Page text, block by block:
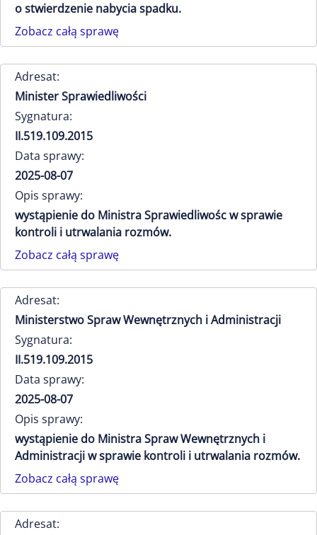
o stwierdzenie nabycia spadku.
Zobacz całą sprawę
Adresat:
Minister Sprawiedliwości
Sygnatura:
II.519.109.2015
Data sprawy:
2025-08-07
Opis sprawy:
wystąpienie do Ministra Sprawiedliwośc w sprawie
kontroli i utrwalania rozmów.
Zobacz całą sprawę
Adresat:
Ministerstwo Spraw Wewnętrznych i Administracji
Sygnatura:
II.519.109.2015
Data sprawy:
2025-08-07
Opis sprawy:
wystąpienie do Ministra Spraw Wewnętrznych i
Administracji w sprawie kontroli i utrwalania rozmów.
Zobacz całą sprawę
Adresat: